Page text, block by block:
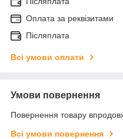
Оплата за реквізитами
Післяплата
Всі умови оплати
Умови повернення
Повернення товару
Всі умови повернення